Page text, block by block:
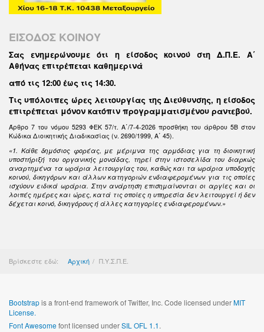
ΕΙΣΟΔΟΣ ΚΟΙΝΟΥ
Σας ενημερώνουμε ότι η είσοδος κοινού στη Δ.Π.Ε. Α΄
Αθήνας επιτρέπεται καθημερινά
από τις 12:00 έως τις 14:30.
Τις υπόλοιπες ώρες λειτουργίας της Διεύθυνσης, η είσοδος
επιτρέπεται μόνον κατόπιν προγραμματισμένου ραντεβού.
Άρθρο 7 του νόμου 5293 ΦΕΚ 57/τ. Α΄/7-4-2026 προσθήκη του άρθρου 5Β στον
Κώδικα Διοικητικής Διαδικασίας (ν. 2690/1999, Α΄ 45).
«1. Κάθε δημόσιος φορέας, με μέριμνα της αρμόδιας για τη διοικητική
υποστήριξή του οργανικής μονάδας, τηρεί στην ιστοσελίδα του διαρκώς
αναρτημένα τα ωράρια λειτουργίας του, καθώς και τα ωράρια υποδοχής
κοινού, δικηγόρων και άλλων κατηγοριών ενδιαφερομένων για τις οποίες
ισχύουν ειδικά ωράρια. Στην ανάρτηση επισημαίνονται οι αργίες και οι
λοιπές ημέρες και ώρες, κατά τις οποίες η υπηρεσία δεν λειτουργεί ή δεν
δέχεται κοινό, δικηγόρους ή άλλες κατηγορίες ενδιαφερομένων.»
Βρίσκεστε εδώ: Αρχική Π.Υ.Σ.Π.Ε.
Bootstrapis a front-end framework of Twitter, Inc. Code licensed underMIT
License.
Font Awesomefont licensed underSIL OFL 1.1.